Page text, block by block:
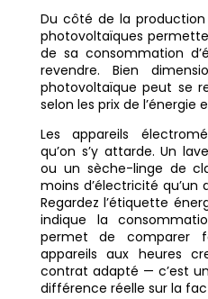
Du côté de la production
photovoltaïques
de sa consommation
revendre. Bien
photovoltaïque peut se
selon les prix de
Les appareils
qu’on s’y attarde. Un
ou un sèche-linge de
moins d’électricité qu’un
Regardez l’étiquette
indique la
permet de comparer
appareils aux heures
contrat adapté — c’est
différence réelle sur la